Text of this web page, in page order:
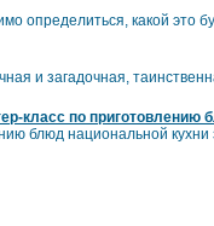
определиться, какой это
и загадочная,
класс по приготовлению
блюд национальной